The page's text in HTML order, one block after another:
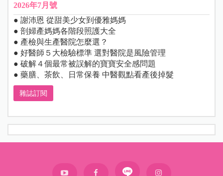
2026年7月號
● 謝沛恩 從甜美少女到優雅媽媽
● 剖婦產媽媽各階段照護大全
● 產檢與生產醫院怎麼選？
● 好醫師５大檢驗標準 選對醫院是風險管理
● 破解４個最常被誤解的寶寶安全感問題
● 藥膳、茶飲、日常保養 中醫觀點看產後掉髮
雜誌訂閱